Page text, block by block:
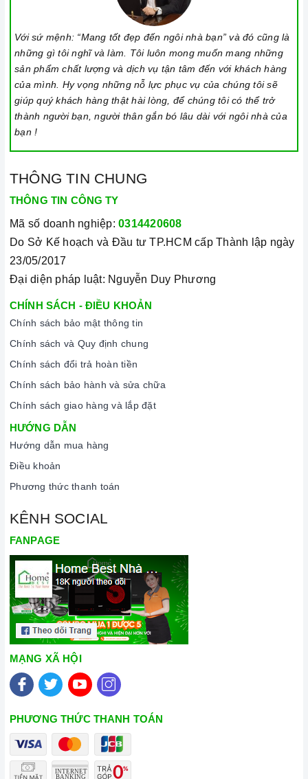
Với sứ mệnh: “Mang tốt đẹp đến ngôi nhà bạn” và đó cũng là
những gì tôi nghĩ và làm. Tôi luôn mong muốn mang những
sản phẩm chất lượng và dịch vụ tận tâm đến với khách hàng
của mình. Hy vọng những nỗ lực phục vụ của chúng tôi sẽ
giúp quý khách hàng thật hài lòng, để chúng tôi có thể trở
thành người bạn, người thân gắn bó lâu dài với ngôi nhà của
bạn !
THÔNG TIN CHUNG
THÔNG TIN CÔNG TY
Mã số doanh nghiệp: 0314420608
Do Sở Kế hoạch và Đầu tư TP.HCM cấp Thành lập ngày
23/05/2017
Đại diện pháp luật: Nguyễn Duy Phương
CHÍNH SÁCH - ĐIỀU KHOẢN
Chính sách bảo mật thông tin
Chính sách và Quy định chung
Chính sách đổi trả hoàn tiền
Chính sách bảo hành và sửa chữa
Chính sách giao hàng và lắp đặt
HƯỚNG DẪN
Hướng dẫn mua hàng
Điều khoản
Phương thức thanh toán
KÊNH SOCIAL
FANPAGE
MẠNG XÃ HỘI
PHƯƠNG THỨC THANH TOÁN